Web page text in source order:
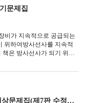
문제집
비가 지속적으로 공급되는
위하여방사선사를 지속적
책은 방사선사가 되기 위해
추어최신 출제경향을 반영
치과위생사 국가시험 예상문제집(제7판 수정증보)